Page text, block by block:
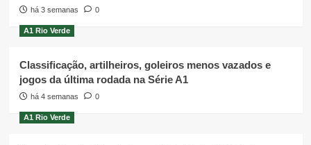
há 3 semanas 0
A1 Rio Verde
Classificação, artilheiros, goleiros menos vazados e
jogos da última rodada na Série A1
há 4 semanas 0
A1 Rio Verde